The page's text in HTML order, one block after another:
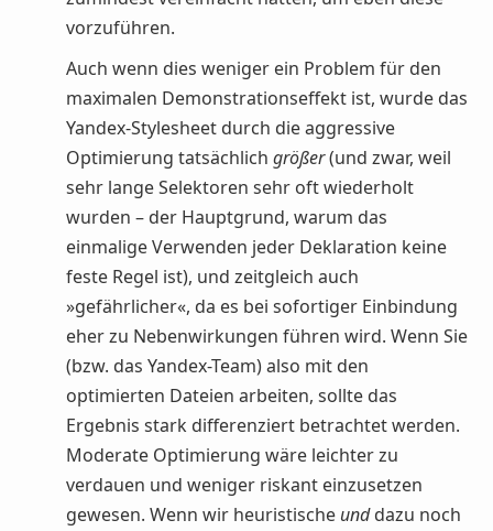
vorzuführen.
Auch wenn dies weniger ein Problem für den
maximalen Demonstrationseffekt ist, wurde das
Yandex-Stylesheet durch die aggressive
Optimierung tatsächlich größer(und zwar, weil
sehr lange Selektoren sehr oft wiederholt
wurden – der Hauptgrund, warum das
einmalige Verwenden jeder Deklaration keine
feste Regel ist), und zeitgleich auch
»gefährlicher«, da es bei sofortiger Einbindung
eher zu Nebenwirkungen führen wird. Wenn Sie
(bzw. das Yandex-Team) also mit den
optimierten Dateien arbeiten, sollte das
Ergebnis stark differenziert betrachtet werden.
Moderate Optimierung wäre leichter zu
verdauen und weniger riskant einzusetzen
gewesen. Wenn wir heuristische unddazu noch